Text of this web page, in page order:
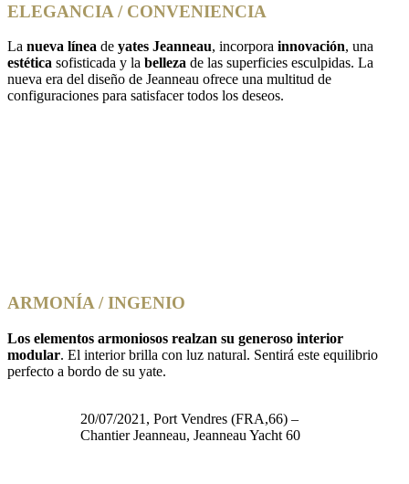
ELEGANCIA / CONVENIENCIA
La nueva línea de yates Jeanneau, incorpora innovación, una
estética sofisticada y la belleza de las superficies esculpidas. La
nueva era del diseño de Jeanneau ofrece una multitud de
configuraciones para satisfacer todos los deseos.
ARMONÍA / INGENIO
Los elementos armoniosos realzan su generoso interior
modular. El interior brilla con luz natural. Sentirá este equilibrio
perfecto a bordo de su yate.
20/07/2021, Port Vendres (FRA,66) –
Chantier Jeanneau, Jeanneau Yacht 60